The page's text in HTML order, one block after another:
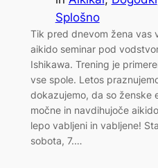
Splošno
Tik pred dnevom žena vas
aikido seminar pod
Ishikawa. Trening je
vse spole. Letos
dokazujemo, da so ženske
močne in navdihujoče
lepo vabljeni in vabljene!
sobota, 7.…